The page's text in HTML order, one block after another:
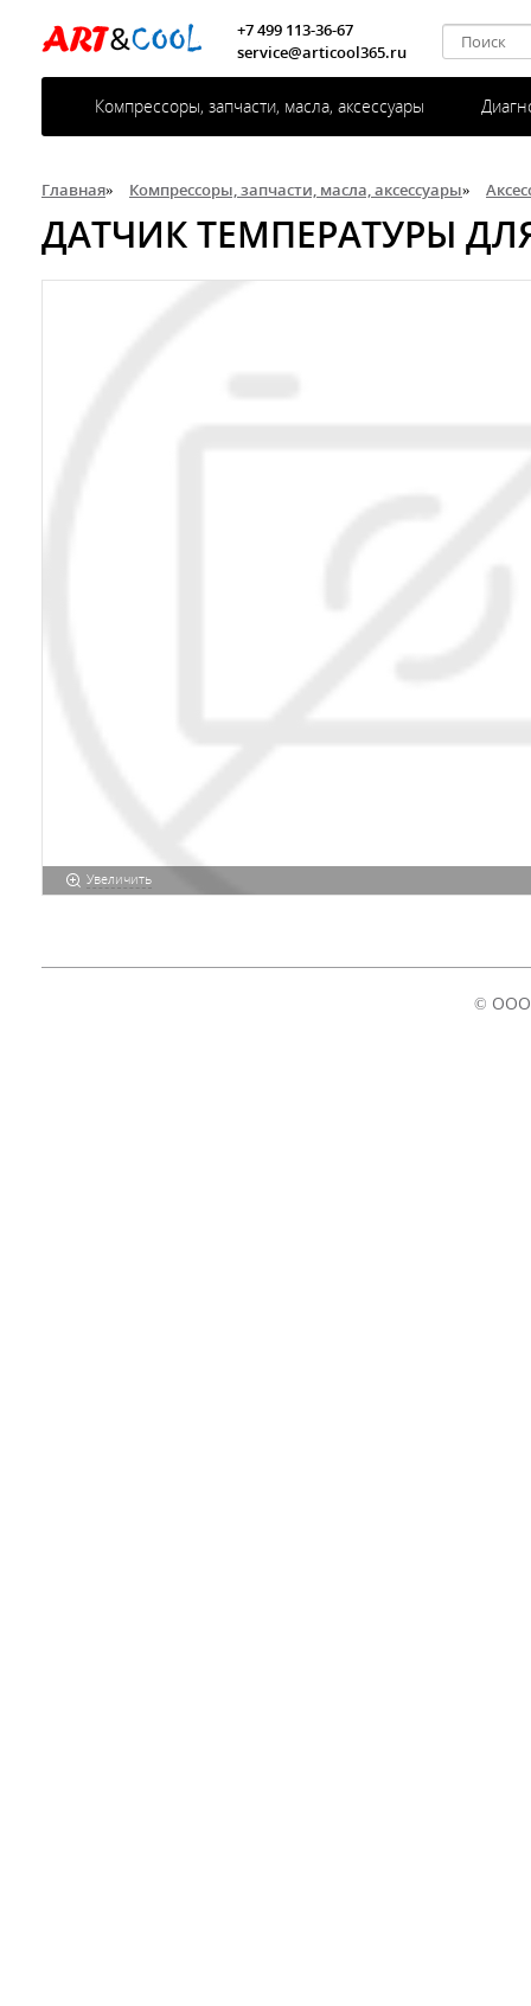
Компрессоры, запчасти, масла, аксессуары
+7 499 113-36-67
service@articool365.ru
Главная» Компрессоры, запчасти, масла, аксессуары»
ДАТЧИК ТЕМПЕРАТУРЫ
Увеличить
© ООО